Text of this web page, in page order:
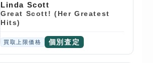
Linda Scott
Great Scott! (Her Greatest
Hits)
買取上限価格 個別査定